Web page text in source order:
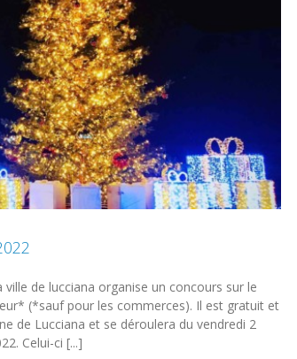
de lucciana organise un concours sur le
(*sauf pour les commerces). Il est gratuit et
de Lucciana et se déroulera du vendredi 2
Celui-ci [...]